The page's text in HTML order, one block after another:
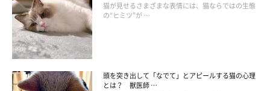
そして、変化は風ちゃんだけでなくお母さんにも見られたようで
す。
猫が見せるさまざまな表情には、猫ならではの生態
の“ヒミツ”が …
頭を突き出して「なでて」とアピールする猫の心理
とは？ 獣医師 …